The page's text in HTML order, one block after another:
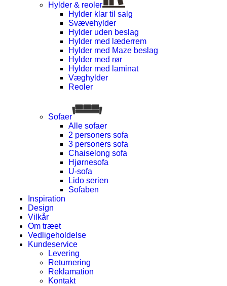
Hylder & reoler
Hylder klar til salg
Svævehylder
Hylder uden beslag
Hylder med læderrem
Hylder med Maze beslag
Hylder med rør
Hylder med laminat
Væghylder
Reoler
Sofaer
Alle sofaer
2 personers sofa
3 personers sofa
Chaiselong sofa
Hjørnesofa
U-sofa
Lido serien
Sofaben
Inspiration
Design
Vilkår
Om træet
Vedligeholdelse
Kundeservice
Levering
Returnering
Reklamation
Kontakt